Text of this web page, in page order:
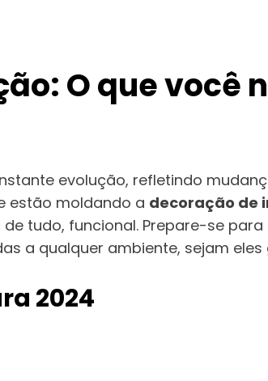
O que você
evolução, refletindo
estão moldando a decoração de
tudo, funcional. Prepare-se
a qualquer ambiente, sejam eles
2024